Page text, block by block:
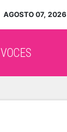
AGOSTO 07, 2026
VOCES